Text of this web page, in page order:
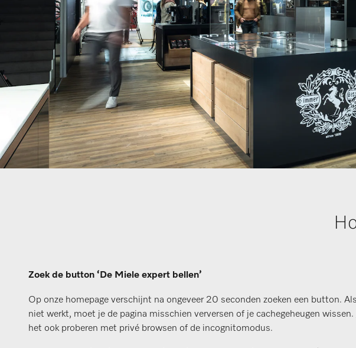
Zoek de button ‘De Miele expert bellen’
Op onze homepage verschijnt na ongeveer 20 seconden zoeken een button.
niet werkt, moet je de pagina misschien verversen of je cachegeheugen wissen.
het ook proberen met privé browsen of de incognitomodus.